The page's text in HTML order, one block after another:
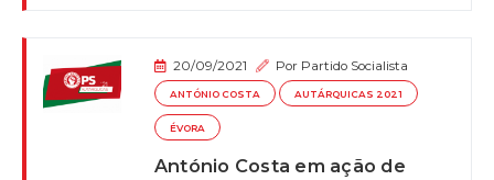
20/09/2021 Por Partido Socialista
ANTÓNIO COSTA AUTÁRQUICAS 2021
ÉVORA
António Costa em ação de